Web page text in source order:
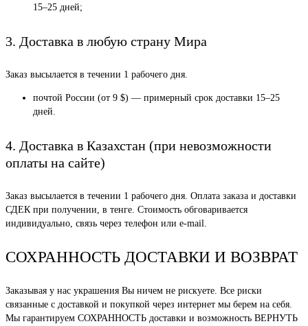
15–25 дней;
3. Доставка в любую страну Мира
Заказ высылается в течении 1 рабочего дня.
почтой России (от 9 $) — примерный срок доставки 15–25
дней.
4. Доставка в Казахстан (при невозможности
оплаты на сайте)
Заказ высылается в течении 1 рабочего дня. Оплата заказа и доставки
СДЕК при получении, в тенге. Стоимость обговаривается
индивидуально, связь через телефон или e-mail.
СОХРАННОСТЬ ДОСТАВКИ И ВОЗВРАТ
Заказывая у нас украшения Вы ничем не рискуете. Все риски
связанные с доставкой и покупкой через интернет мы берем на себя.
Мы гарантируем СОХРАННОСТЬ доставки и возможность ВЕРНУТЬ